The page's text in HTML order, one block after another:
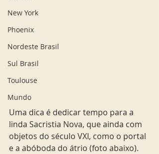
New York
Phoenix
Nordeste Brasil
Sul Brasil
Toulouse
Mundo
Uma dica é dedicar tempo para a
linda Sacristia Nova, que ainda com
objetos do século VXI, como o portal
e a abóboda do átrio (foto abaixo).